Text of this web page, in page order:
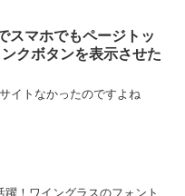
スマホでもページトッ
クボタンを表示させた
イトなかったのですよね
躍！ワイングラスのフォント